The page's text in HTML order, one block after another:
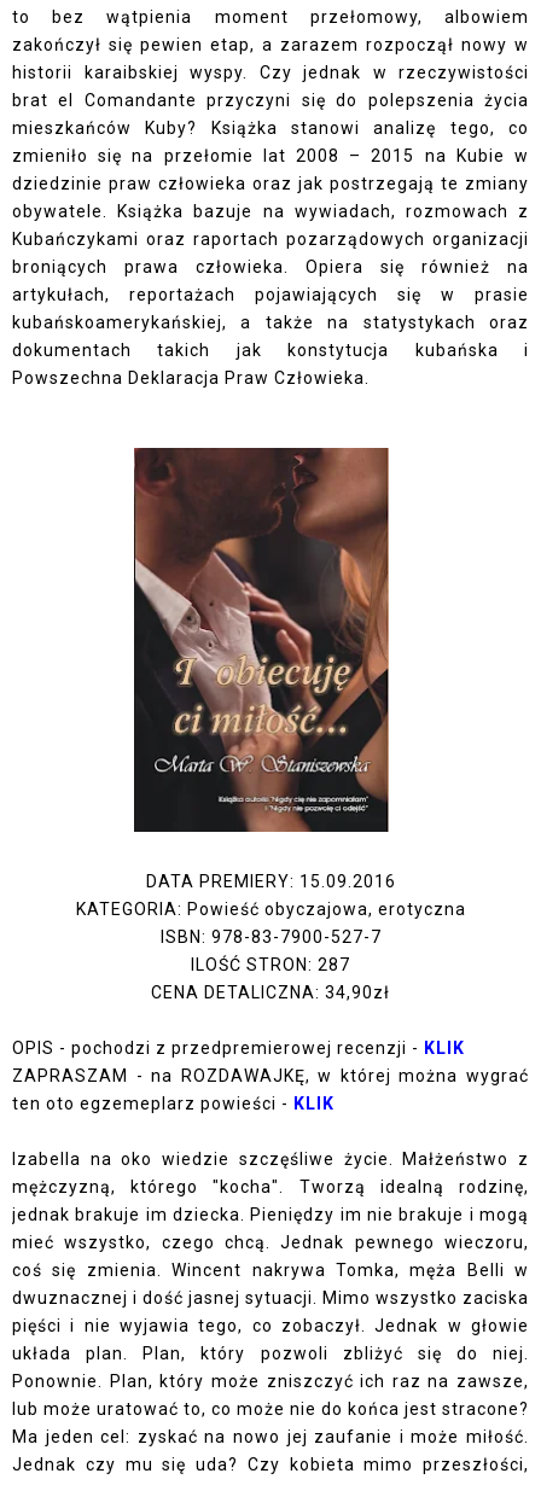
to bez wątpienia moment przełomowy, albowiem
zakończył się pewien etap, a zarazem rozpoczął nowy w
historii karaibskiej wyspy. Czy jednak w rzeczywistości
brat el Comandante przyczyni się do polepszenia życia
mieszkańców Kuby? Książka stanowi analizę tego, co
zmieniło się na przełomie lat 2008 – 2015 na Kubie w
dziedzinie praw człowieka oraz jak postrzegają te zmiany
obywatele. Książka bazuje na wywiadach, rozmowach z
Kubańczykami oraz raportach pozarządowych organizacji
broniących prawa człowieka. Opiera się również na
artykułach, reportażach pojawiających się w prasie
kubańsko­amerykańskiej, a także na statystykach oraz
dokumentach takich jak konstytucja kubańska i
Powszechna Deklaracja Praw Człowieka.
DATA PREMIERY: 15.09.2016
KATEGORIA: Powieść obyczajowa, erotyczna
ISBN: 978-83-7900-527-7
ILOŚĆ STRON: 287
CENA DETALICZNA: 34,90zł
OPIS - pochodzi z przedpremierowej recenzji - KLIK
ZAPRASZAM - na ROZDAWAJKĘ, w której można wygrać
ten oto egzemeplarz powieści - KLIK
Izabella na oko wiedzie szczęśliwe życie. Małżeństwo z
mężczyzną, którego "kocha". Tworzą idealną rodzinę,
jednak brakuje im dziecka. Pieniędzy im nie brakuje i mogą
mieć wszystko, czego chcą. Jednak pewnego wieczoru,
coś się zmienia. Wincent nakrywa Tomka, męża Belli w
dwuznacznej i dość jasnej sytuacji. Mimo wszystko zaciska
pięści i nie wyjawia tego, co zobaczył. Jednak w głowie
układa plan. Plan, który pozwoli zbliżyć się do niej.
Ponownie. Plan, który może zniszczyć ich raz na zawsze,
lub może uratować to, co może nie do końca jest stracone?
Ma jeden cel: zyskać na nowo jej zaufanie i może miłość.
Jednak czy mu się uda? Czy kobieta mimo przeszłości,